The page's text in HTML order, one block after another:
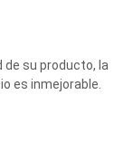
su producto, la
es inmejorable.